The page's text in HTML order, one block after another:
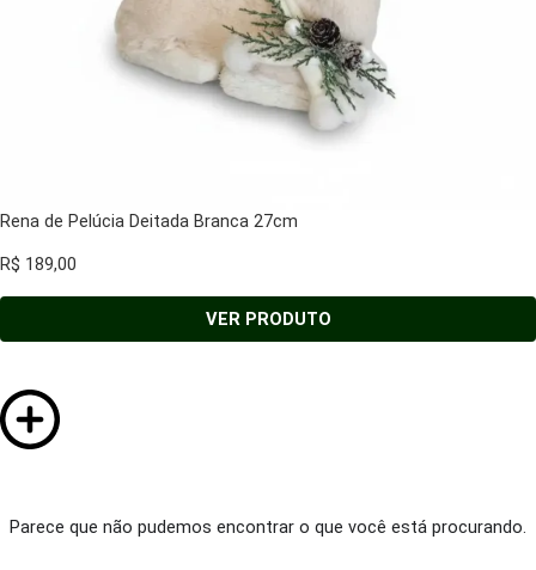
Rena de Pelúcia Deitada Branca 27cm
R$ 189,00
VER PRODUTO
Parece que não pudemos encontrar o que você está procurando.